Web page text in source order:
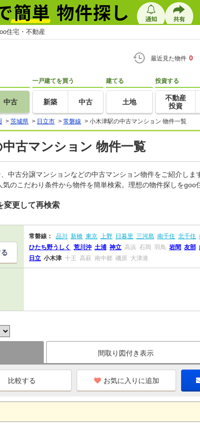
住宅・不動産
最近見た物件 0
中古
一戸建てを買う
新築 中古
建てる
土地
投資する
不動産
投資
> 茨城県 > 日立市 > 常磐線 > 小木津駅の中古マンション 物件一覧
古マンション 物件一覧
中古分譲マンションなどの中古マンション物件をご紹介し
のこだわり条件から物件を簡単検索。理想の物件探しをgoo
変更して再検索
常磐線： 品川 新橋 東京 上野 日暮里 三河島 南千住 北千住
ひたち野うしく
荒川沖 土浦 神立 高浜 石岡 羽鳥 岩間 友部
日立 小木津 十王 高萩 南中郷 磯原 大津港
間取り図付き表示
お気に入りに追加